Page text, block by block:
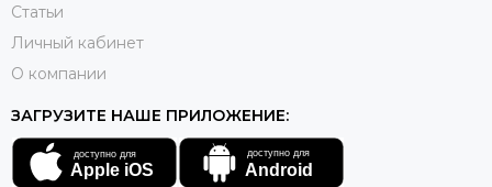
Статьи
Личный кабинет
О компании
ЗАГРУЗИТЕ НАШЕ ПРИЛОЖЕНИЕ: